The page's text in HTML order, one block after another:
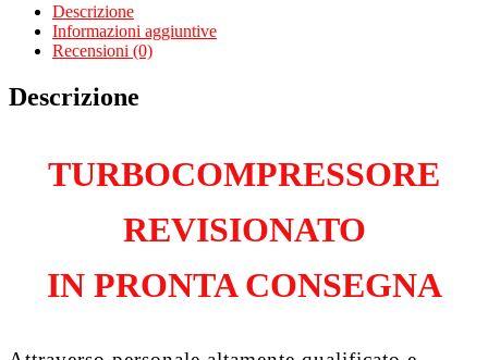
Cargo
Multijet
263A2000
Descrizione
Informazioni aggiuntive
Recensioni (0)
Descrizione
TURBOCOMPRESSORE
REVISIONATO
IN PRONTA CONSEGNA